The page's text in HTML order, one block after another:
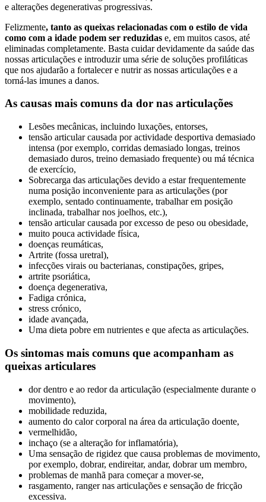
e alterações degenerativas progressivas.
Felizmente, tanto as queixas relacionadas com o estilo de vida
como com a idade podem ser reduzidas e, em muitos casos, até
eliminadas completamente. Basta cuidar devidamente da saúde das
nossas articulações e introduzir uma série de soluções profiláticas
que nos ajudarão a fortalecer e nutrir as nossas articulações e a
torná-las imunes a danos.
As causas mais comuns da dor nas articulações
Lesões mecânicas, incluindo luxações, entorses,
tensão articular causada por actividade desportiva demasiado
intensa (por exemplo, corridas demasiado longas, treinos
demasiado duros, treino demasiado frequente) ou má técnica
de exercício,
Sobrecarga das articulações devido a estar frequentemente
numa posição inconveniente para as articulações (por
exemplo, sentado continuamente, trabalhar em posição
inclinada, trabalhar nos joelhos, etc.),
tensão articular causada por excesso de peso ou obesidade,
muito pouca actividade física,
doenças reumáticas,
Artrite (fossa uretral),
infecções virais ou bacterianas, constipações, gripes,
artrite psoriática,
doença degenerativa,
Fadiga crónica,
stress crónico,
idade avançada,
Uma dieta pobre em nutrientes e que afecta as articulações.
Os sintomas mais comuns que acompanham as
queixas articulares
dor dentro e ao redor da articulação (especialmente durante o
movimento),
mobilidade reduzida,
aumento do calor corporal na área da articulação doente,
vermelhidão,
inchaço (se a alteração for inflamatória),
Uma sensação de rigidez que causa problemas de movimento,
por exemplo, dobrar, endireitar, andar, dobrar um membro,
problemas de manhã para começar a mover-se,
rasgamento, ranger nas articulações e sensação de fricção
excessiva.